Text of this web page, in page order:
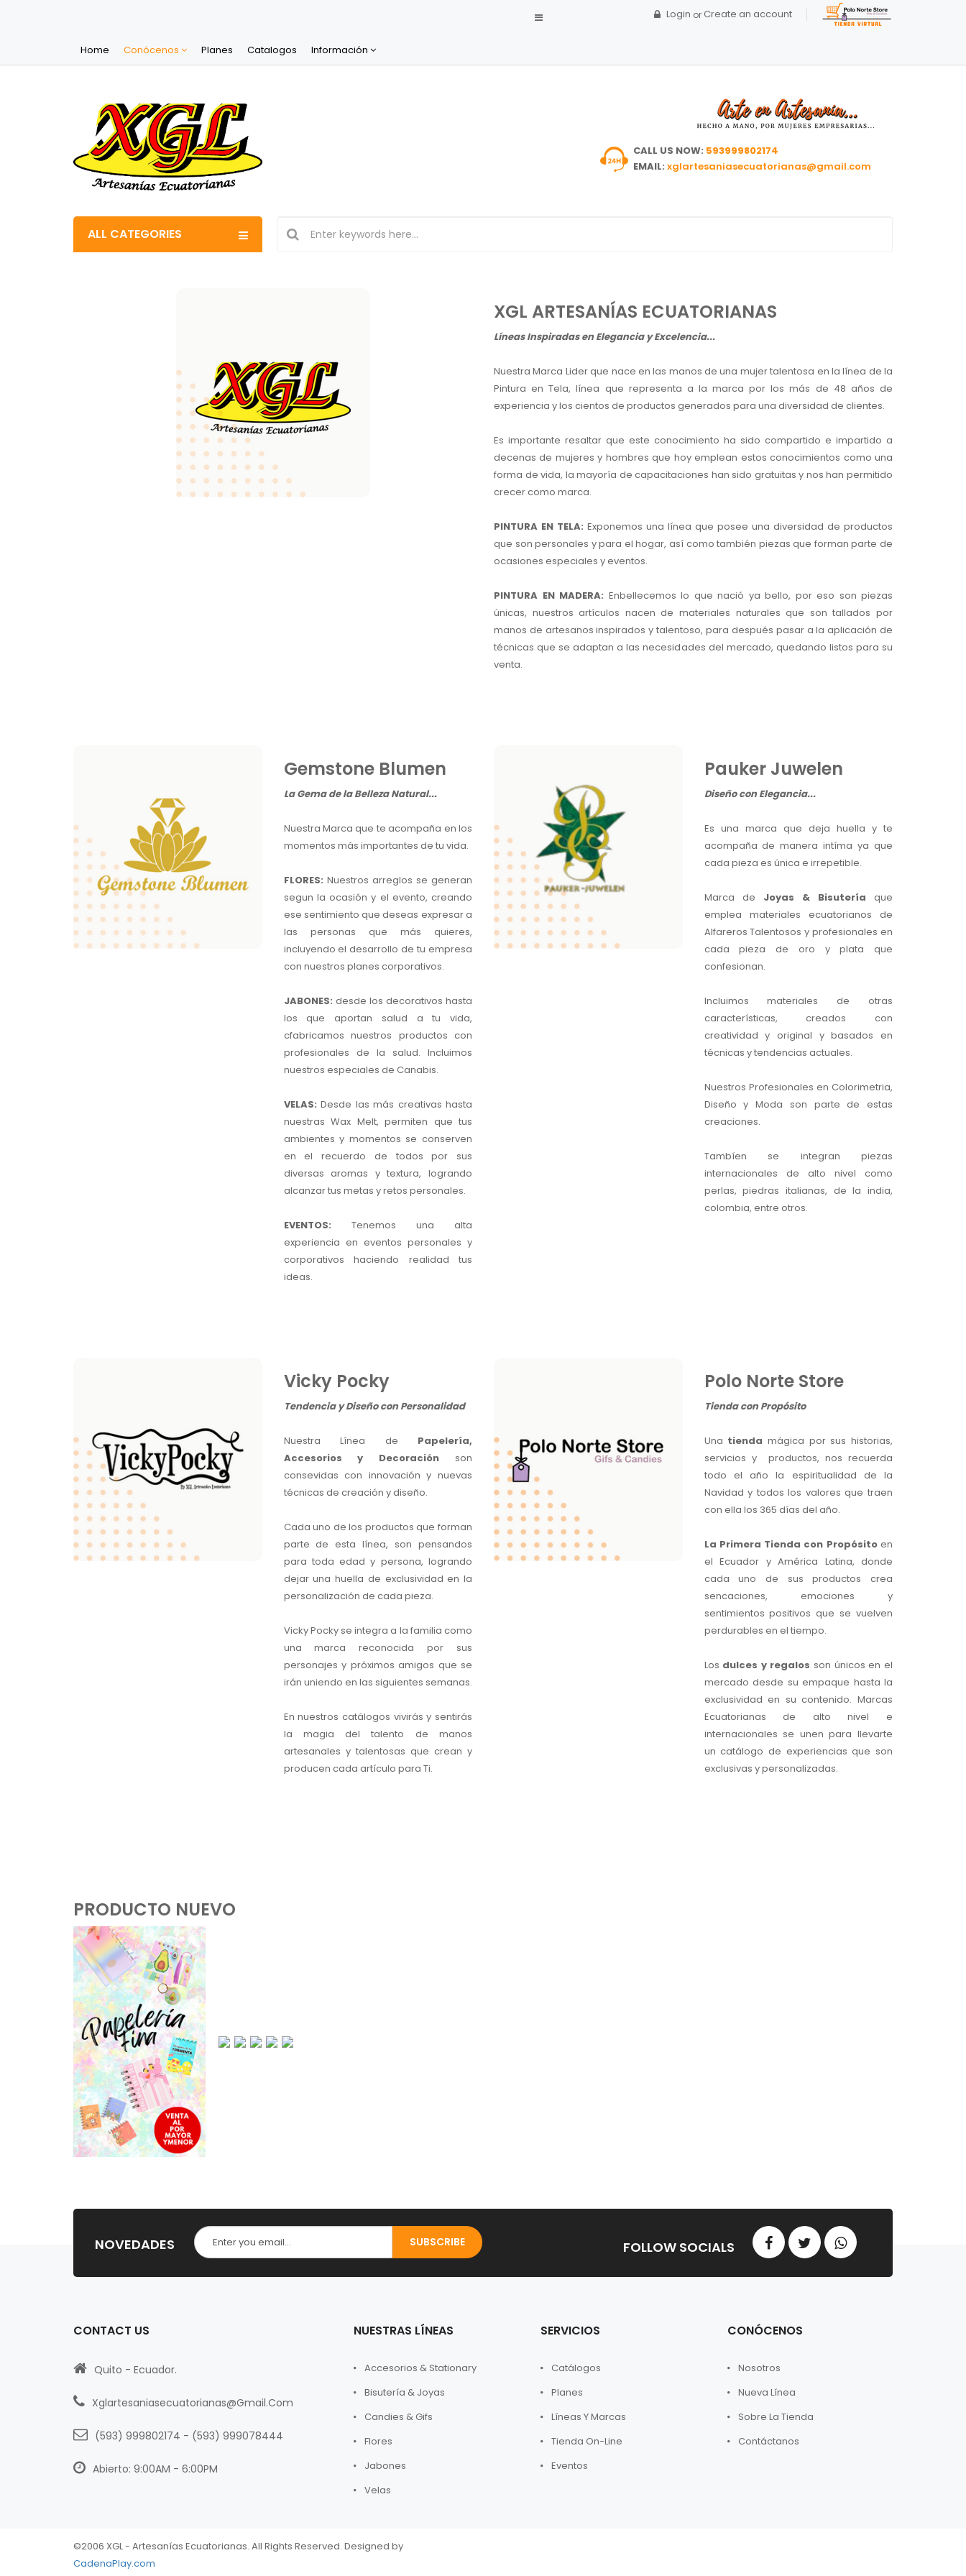
Home Conócenos Planes Catalogos Información
Login orCreate an account
CALL US NOW: 593999802174
EMAIL: xglartesaniasecuatorianas@gmail.com
ALL CATEGORIES
XGL ARTESANÍAS ECUATORIANAS
Líneas Inspiradas en Elegancia y Excelencia...
Nuestra Marca Lider que nace en las manos de una mujer talentosa en la línea de la
Pintura en Tela, línea que representa a la marca por los más de 48 años de
experiencia y los cientos de productos generados para una diversidad de clientes.
Es importante resaltar que este conocimiento ha sido compartido e impartido a
decenas de mujeres y hombres que hoy emplean estos conocimientos como una
forma de vida, la mayoría de capacitaciones han sido gratuitas y nos han permitido
crecer como marca.
PINTURA EN TELA: Exponemos una línea que posee una diversidad de productos
que son personales y para el hogar, así como también piezas que forman parte de
ocasiones especiales y eventos.
PINTURA EN MADERA: Enbellecemos lo que nació ya bello, por eso son piezas
únicas, nuestros artículos nacen de materiales naturales que son tallados por
manos de artesanos inspirados y talentoso, para después pasar a la aplicación de
técnicas que se adaptan a las necesidades del mercado, quedando listos para su
venta.
Gemstone Blumen
La Gema de la Belleza Natural...
Nuestra Marca que te acompaña en los
momentos más importantes de tu vida.
FLORES: Nuestros arreglos se generan
segun la ocasión y el evento, creando
ese sentimiento que deseas expresar a
las personas que más quieres,
incluyendo el desarrollo de tu empresa
con nuestros planes corporativos.
JABONES: desde los decorativos hasta
los que aportan salud a tu vida,
cfabricamos nuestros productos con
profesionales de la salud. Incluimos
nuestros especiales de Canabis.
VELAS: Desde las más creativas hasta
nuestras Wax Melt, permiten que tus
ambientes y momentos se conserven
en el recuerdo de todos por sus
diversas aromas y textura, logrando
alcanzar tus metas y retos personales.
EVENTOS: Tenemos una alta
experiencia en eventos personales y
corporativos haciendo realidad tus
ideas.
Pauker Juwelen
Diseño con Elegancia...
Es una marca que deja huella y te
acompaña de manera intíma ya que
cada pieza es única e irrepetible.
Marca de Joyas & Bisutería que
emplea materiales ecuatorianos de
Alfareros Talentosos y profesionales en
cada pieza de oro y plata que
confesionan.
Incluimos materiales de otras
características, creados con
creatividad y original y basados en
técnicas y tendencias actuales.
Nuestros Profesionales en Colorimetria,
Diseño y Moda son parte de estas
creaciones.
Tambíen se integran piezas
internacionales de alto nivel como
perlas, piedras italianas, de la india,
colombia, entre otros.
Vicky Pocky
Tendencia y Diseño con Personalidad
Nuestra Línea de Papelería,
Accesorios y Decoración son
consevidas con innovación y nuevas
técnicas de creación y diseño.
Cada uno de los productos que forman
parte de esta línea, son pensandos
para toda edad y persona, logrando
dejar una huella de exclusividad en la
personalización de cada pieza.
Vicky Pocky se integra a la familia como
una marca reconocida por sus
personajes y próximos amigos que se
irán uniendo en las siguientes semanas.
En nuestros catálogos vivirás y sentirás
la magia del talento de manos
artesanales y talentosas que crean y
producen cada artículo para Ti.
Polo Norte Store
Tienda con Propósito
Una tienda mágica por sus historias,
servicios y productos, nos recuerda
todo el año la espiritualidad de la
Navidad y todos los valores que traen
con ella los 365 días del año.
La Primera Tienda con Propósitoen
el Ecuador y América Latina, donde
cada uno de sus productos crea
sencaciones, emociones y
sentimientos positivos que se vuelven
perdurables en el tiempo.
Los dulces y regalos son únicos en el
mercado desde su empaque hasta la
exclusividad en su contenido. Marcas
Ecuatorianas de alto nivel e
internacionales se unen para llevarte
un catálogo de experiencias que son
exclusivas y personalizadas.
PRODUCTO NUEVO
NOVEDADES
CONTACT US
Quito - Ecuador.
Xglartesaniasecuatorianas@gmail.com
(593) 999802174 - (593) 999078444
Abierto: 9:00AM - 6:00PM
NUESTRAS LÍNEAS
Accesorios & Stationary
Bisutería & Joyas
Candies & Gifs
Flores
Jabones
Velas
SERVICIOS
Catálogos
Planes
Líneas Y Marcas
Tienda On-Line
Eventos
CONÓCENOS
Nosotros
Nueva Línea
Sobre La Tienda
Contáctanos
©2006 XGL - Artesanías Ecuatorianas. All Rights Reserved. Designed by
CadenaPlay.com